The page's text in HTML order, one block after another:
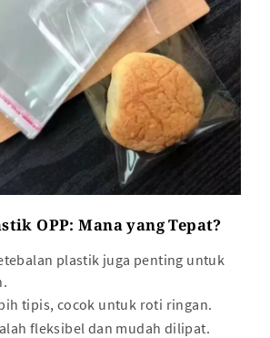
OPP: Mana yang Tepat?
plastik juga penting untuk
tipis, cocok untuk roti ringan.
fleksibel dan mudah dilipat.